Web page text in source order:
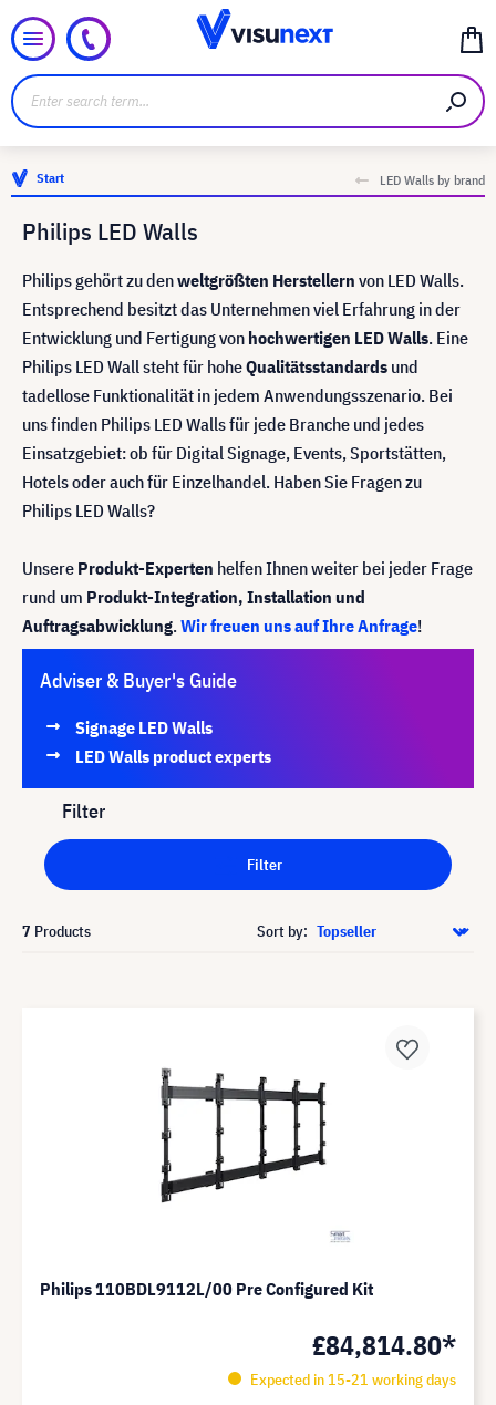
Start LED Walls by brand
Philips LED Walls
Philips gehört zu denweltgrößten Herstellern von LED Walls.
Entsprechend besitzt das Unternehmen viel Erfahrung in der
Entwicklung und Fertigung von hochwertigen LED Walls. Eine
Philips LED Wall steht für hoheQualitätsstandards und
tadellose Funktionalität in jedem Anwendungsszenario. Bei
uns finden Philips LED Walls für jede Branche und jedes
Einsatzgebiet: ob für Digital Signage, Events, Sportstätten,
Hotels oder auch für Einzelhandel. Haben Sie Fragen zu
Philips LED Walls?
Unsere Produkt-Experten helfen Ihnen weiter bei jeder Frage
rund um Produkt-Integration, Installation und
Auftragsabwicklung.Wir freuen uns auf Ihre Anfrage!
Adviser & Buyer's Guide
Signage LED Walls
LED Walls product experts
Filter
Filter
7 Products Sort by:
Philips 110BDL9112L/00 Pre Configured Kit
£84,814.80*
Expected in 15-21 working days